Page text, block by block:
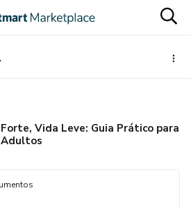
Adultos
Vida Leve: Guia Prático para
Adultos